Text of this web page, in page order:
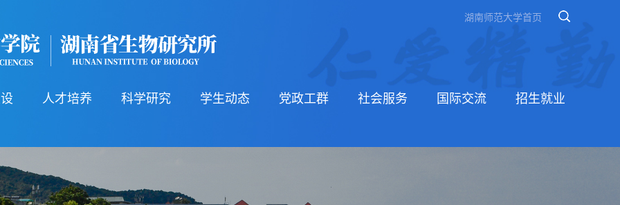
湖南师范大学首页
人才培养 科学研究 学生动态 党政工群 社会服务 国际交流 招生就业